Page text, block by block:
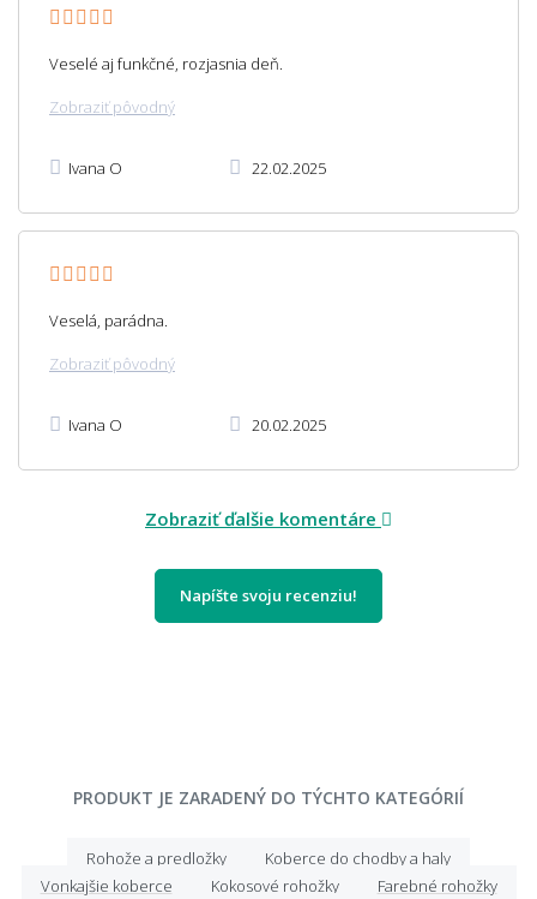
Veselé aj funkčné, rozjasnia deň.
Zobraziť pôvodný
Ivana O 22.02.2025
Veselá, parádna.
Zobraziť pôvodný
Ivana O 20.02.2025
Zobraziť ďalšie komentáre
Napíšte svoju recenziu!
PRODUKT JE ZARADENÝ DO TÝCHTO KATEGÓRIÍ
Rohože a predložky
Koberce do chodby a haly
Vonkajšie koberce
Kokosové rohožky
Farebné rohožky